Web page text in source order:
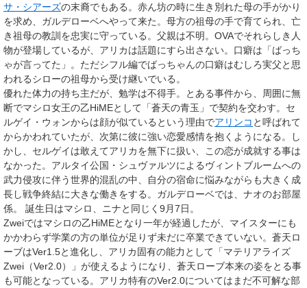
サ・シアーズの末裔でもある。赤ん坊の時に生き別れた母の手がかり
を求め、ガルデローベへやって来た。母方の祖母の手で育てられ、亡
き祖母の教訓を忠実に守っている。父親は不明。OVAでそれらしき人
物が登場しているが、アリカは話題にすら出さない。口癖は「ばっち
ゃが言ってた」。ただシフル編でばっちゃんの口癖はむしろ実父と思
われるシローの祖母から受け継いでいる。
優れた体力の持ち主だが、勉学は不得手。とある事件から、周囲に無
断でマシロ女王の乙HiMEとして「蒼天の青玉 」で契約を交わす。セ
ルゲイ・ウォンからは顔が似ているという理由でアリンコ と呼ばれて
からかわれていたが、次第に彼に強い恋愛感情を抱くようになる。し
かし、セルゲイは敢えてアリカを無下に扱い、この恋が成就する事は
なかった。アルタイ公国・シュヴァルツによるヴィントブルームへの
武力侵攻に伴う世界的混乱の中、自分の宿命に悩みながらも大きく成
長し戦争終結に大きな働きをする。ガルデローベでは、ナオのお部屋
係。 誕生日はマシロ、ニナと同じく9月7日。
Zweiではマシロの乙HiMEとなり一年が経過したが、マイスターにも
かかわらず学業の方の単位が足りず未だに卒業できていない。蒼天ロ
ーブはVer1.5と進化し、アリカ固有の能力として「マテリアライズ
Zwei（Ver2.0）」が使えるようになり、蒼天ローブ本来の姿をとる事
も可能となっている。アリカ特有のVer2.0についてはまだ不可解な部